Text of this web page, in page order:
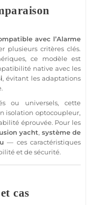
avec l’Alarme
plusieurs critères clés.
ce modèle est
native avec les
, évitant les adaptations
ou universels, cette
isolation optocoupleur,
éprouvée. Pour les
yacht, systèmede
— ces caractéristiques
et desécurité.
cas